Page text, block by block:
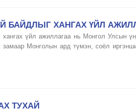
БАЙДЛЫГ ХАНГАХ ҮЙЛ
үйл ажиллагаа нь Монгол Улсын
Монголын ард түмэн, соёл
ТУХАЙ